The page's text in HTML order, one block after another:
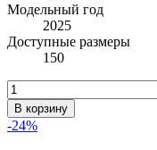
Модельный год
2025
Доступные размеры
150
В корзину
-24%